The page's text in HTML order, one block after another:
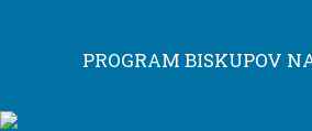
PROGRAM BISKUPOV